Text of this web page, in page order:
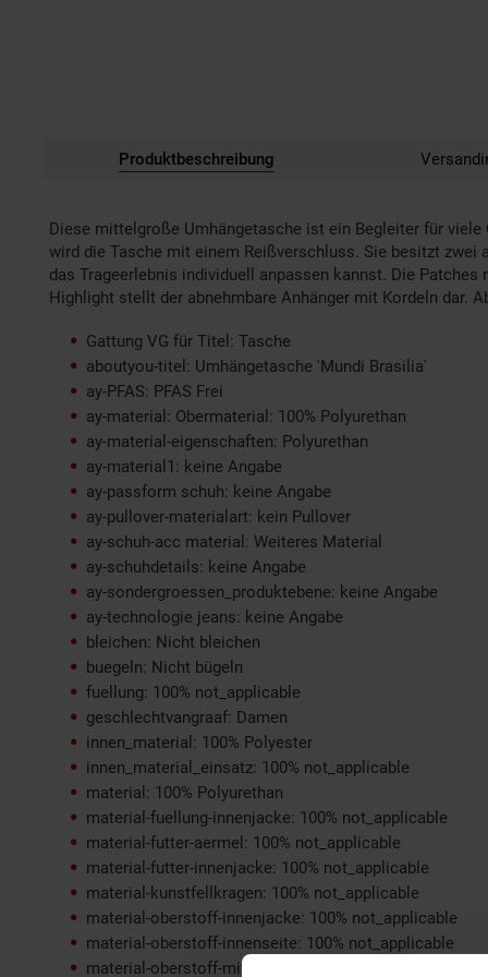
Produktbeschreibung
Diese mittelgroße Umhängetasche ist ein Begleiter für
wird die Tasche mit einem Reißverschluss. Sie besitzt zwei
das Trageerlebnis individuell anpassen kannst. Die
Highlight stellt der abnehmbare Anhänger mit Kordeln dar.
Gattung VG für Titel: Tasche
aboutyou-titel: Umhängetasche 'Mundi Brasilia'
ay-PFAS: PFAS Frei
ay-material: Obermaterial: 100% Polyurethan
ay-material-eigenschaften: Polyurethan
ay-material1: keine Angabe
ay-passform schuh: keine Angabe
ay-pullover-materialart: kein Pullover
ay-schuh-acc material: Weiteres Material
ay-schuhdetails: keine Angabe
ay-sondergroessen_produktebene: keine Angabe
ay-technologie jeans: keine Angabe
bleichen: Nicht bleichen
buegeln: Nicht bügeln
fuellung: 100% not_applicable
geschlechtvangraaf: Damen
innen_material: 100% Polyester
innen_material_einsatz: 100% not_applicable
material: 100% Polyurethan
material-fuellung-innenjacke: 100% not_applicable
material-futter-aermel: 100% not_applicable
material-futter-innenjacke: 100% not_applicable
material-kunstfellkragen: 100% not_applicable
material-oberstoff-innenjacke: 100% not_applicable
material-oberstoff-innenseite: 100% not_applicable
material-oberstoff-mittlere-schicht: 100%